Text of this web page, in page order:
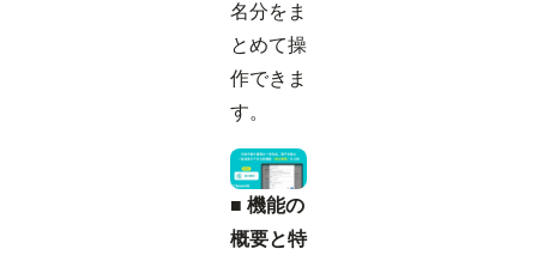
名分をま
とめて操
作できま
す。
■ 機能の
概要と特